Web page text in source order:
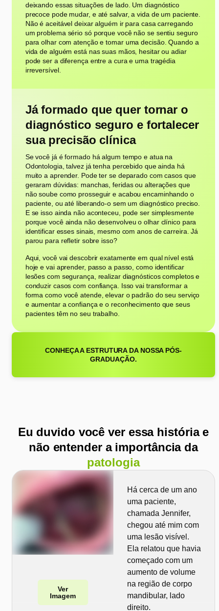
deixando essas situações de lado. Um diagnóstico
precoce pode mudar, e até salvar, a vida de um paciente.
Não é aceitável deixar alguém ir para casa carregando
um problema sério só porque você não se sentiu seguro
para olhar com atenção e tomar uma decisão. Quando a
vida de alguém está nas suas mãos, hesitar ou adiar
pode ser a diferença entre a cura e uma tragédia
irreversível.
Já formado que quer tornar o
diagnóstico seguro e fortalecer
sua precisão clínica
Se você já é formado há algum tempo e atua na
Odontologia, talvez já tenha percebido que ainda há
muito a aprender. Pode ter se deparado com casos que
geraram dúvidas: manchas, feridas ou alterações que
não soube como prosseguir e acabou encaminhando o
paciente, ou até liberando-o sem um diagnóstico preciso.
E se isso ainda não aconteceu, pode ser simplesmente
porque você ainda não desenvolveu o olhar clínico para
identificar esses sinais, mesmo com anos de carreira. Já
parou para refletir sobre isso?
Aqui, você vai descobrir exatamente em qual nível está
hoje e vai aprender, passo a passo, como identificar
lesões com segurança, realizar diagnósticos completos e
conduzir casos com confiança. Isso vai transformar a
forma como você atende, elevar o padrão do seu serviço
e aumentar a confiança e o reconhecimento que seus
pacientes têm no seu trabalho.
CONHEÇA A ESTRUTURA DA NOSSA PÓS-
GRADUAÇÃO.
Eu duvido você ver essa história e
não entender a importância da
patologia
Ver
Imagem
Há cerca de um ano
uma paciente,
chamada Jennifer,
chegou até mim com
uma lesão visível.
Ela relatou que havia
começado com um
aumento de volume
na região de corpo
mandibular, lado
direito.